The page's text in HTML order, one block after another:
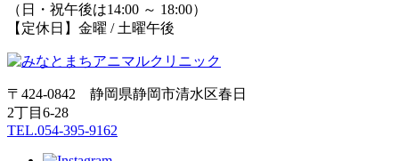
（日・祝午後は14:00 ～ 18:00）
【定休日】金曜 / 土曜午後
〒424-0842 静岡県静岡市清水区春日
2丁目6-28
TEL.054-395-9162